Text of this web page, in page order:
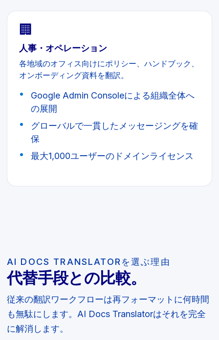
🏢
人事・オペレーション
各地域のオフィス向けにポリシー、ハンドブック、
オンボーディング資料を翻訳。
Google Admin Consoleによる組織全体へ
の展開
グローバルで一貫したメッセージングを確
保
最大1,000ユーザーのドメインライセンス
AI DOCS TRANSLATORを選ぶ理由
代替手段との比較。
従来の翻訳ワークフローは再フォーマットに何時間
も無駄にします。AI Docs Translatorはそれを完全
に解消します。